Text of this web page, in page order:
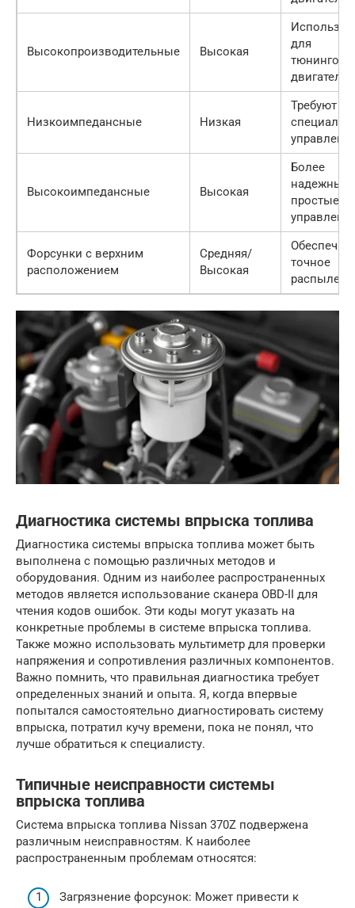
Высокопроизводительные Высокая
для
двигателей
Низкоимпедансные Низкая
Требуют
Высокоимпедансные Высокая
Более
надежные
простые в
Форсунки с верхним
расположением
Средняя/
Высокая
точное
Диагностика системы впрыска топлива
Диагностика системы впрыска топлива может быть
выполнена с помощью различных методов и
оборудования. Одним из наиболее распространенных
методов является использование сканера OBD-II для
чтения кодов ошибок. Эти коды могут указать на
конкретные проблемы в системе впрыска топлива.
Также можно использовать мультиметр для проверки
напряжения и сопротивления различных компонентов.
Важно помнить, что правильная диагностика требует
определенных знаний и опыта. Я, когда впервые
попытался самостоятельно диагностировать систему
впрыска, потратил кучу времени, пока не понял, что
лучше обратиться к специалисту.
Типичные неисправности системы
впрыска топлива
Система впрыска топлива Nissan 370Z подвержена
различным неисправностям. К наиболее
распространенным проблемам относятся:
Загрязнение форсунок: Может привести к